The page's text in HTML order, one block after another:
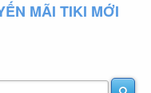
MÃI TIKI MỚI